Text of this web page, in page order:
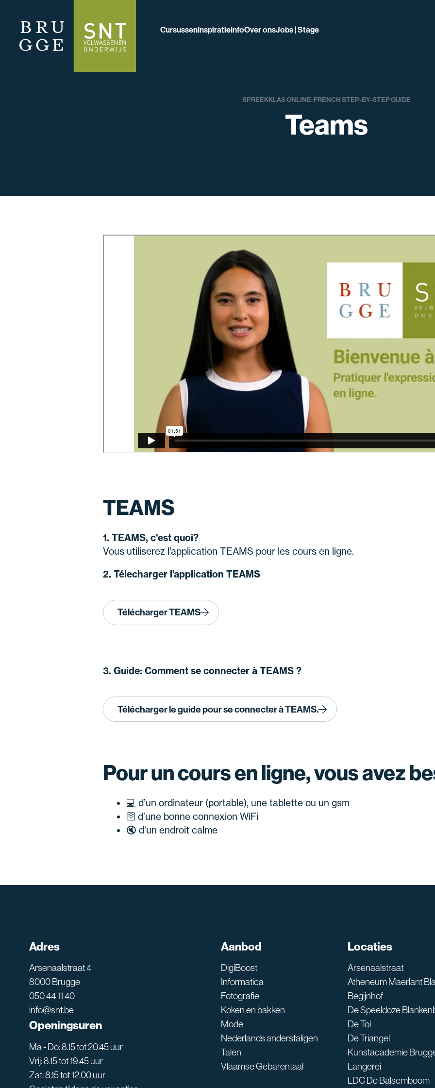
CursussenInspiratieInfoOver onsJobs | Stage
SPREEKKLAS ONLINE: FRENCH STEP-BY-STEP GUIDE
Teams
TEAMS
1. TEAMS, c'est quoi?
Vous utiliserez l’application TEAMS pour les cours en ligne.
2. Télecharger l’application TEAMS
Télécharger TEAMS
3. Guide: Comment se connecter à TEAMS ?
Télécharger le guide pour se connecter à TEAMS.
Pour un cours en ligne, vous avez
💻 d’un ordinateur (portable), une tablette ou un gsm
🛜 d’une bonne connexion WiFi
🔇 d'un endroit calme
Adres
Arsenaalstraat 4
8000 Brugge
050 44 11 40
info@snt.be
Openingsuren
Ma - Do: 8.15 tot 20.45 uur
Vrij: 8.15 tot 19.45 uur
Zat: 8.15 tot 12.00 uur
Aanbod
DigiBoost
Informatica
Fotografie
Koken en bakken
Mode
Nederlands anderstaligen
Talen
Vlaamse Gebarentaal
Locaties
Arsenaalstraat
Atheneum Maerlant
Begijnhof
De Speeldoze
De Tol
De Triangel
Kunstacademie
Langerei
LDC De Balsemboom
SNT assistent